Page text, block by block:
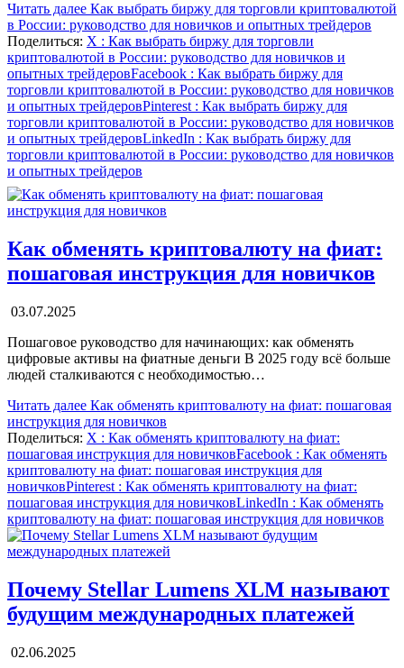
Читать далее Как выбрать биржу для торговли криптовалютой
в России: руководство для новичков и опытных трейдеров
Поделиться: X : Как выбрать биржу для торговли
криптовалютой в России: руководство для новичков и
опытных трейдеровFacebook : Как выбрать биржу для
торговли криптовалютой в России: руководство для новичков
и опытных трейдеровPinterest : Как выбрать биржу для
торговли криптовалютой в России: руководство для новичков
и опытных трейдеровLinkedIn : Как выбрать биржу для
торговли криптовалютой в России: руководство для новичков
и опытных трейдеров
Как обменять криптовалюту на фиат:
пошаговая инструкция для новичков
03.07.2025
Пошаговое руководство для начинающих: как обменять
цифровые активы на фиатные деньги В 2025 году всё больше
людей сталкиваются с необходимостью…
Читать далее Как обменять криптовалюту на фиат: пошаговая
инструкция для новичков
Поделиться: X : Как обменять криптовалюту на фиат:
пошаговая инструкция для новичковFacebook : Как обменять
криптовалюту на фиат: пошаговая инструкция для
новичковPinterest : Как обменять криптовалюту на фиат:
пошаговая инструкция для новичковLinkedIn : Как обменять
криптовалюту на фиат: пошаговая инструкция для новичков
Почему Stellar Lumens XLM называют
будущим международных платежей
02.06.2025